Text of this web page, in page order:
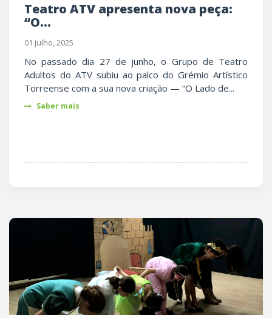
Teatro ATV apresenta nova peça:
“O...
01 julho, 2025
No passado dia 27 de junho, o Grupo de Teatro
Adultos do ATV subiu ao palco do Grémio Artístico
Torreense com a sua nova criação — “O Lado de...
Saber mais